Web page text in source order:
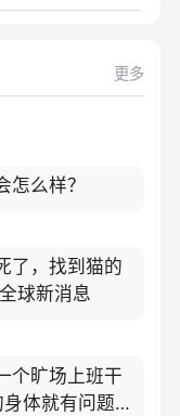
更多
么样？
了，找到猫的
球新消息
个旷场上班干
体就有问题他